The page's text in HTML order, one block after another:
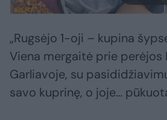
„Rugsėjo 1-oji – kupina
Viena mergaitė prie perėjos
Garliavoje, su
savo kuprinę, o joje…